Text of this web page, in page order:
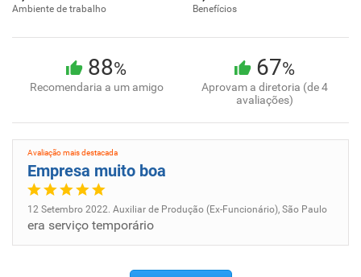
Ambiente de trabalho Benefícios
88%
Recomendaria a um amigo
67%
Aprovam a diretoria (de 4
avaliações)
Avaliação mais destacada
Empresa muito boa
12 Setembro 2022. Auxiliar de Produção (Ex-Funcionário), São Paulo
era serviço temporário